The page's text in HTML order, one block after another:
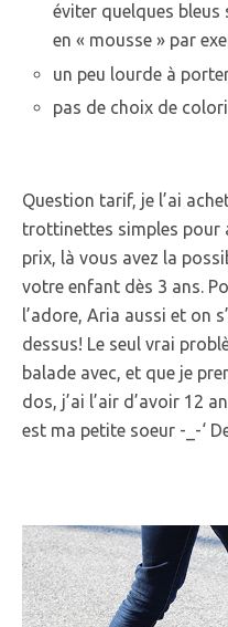
éviter quelques bleus
en « mousse » par
un peu lourde à
pas de choix de
Question tarif, je l’ai
trottinettes simples pour
prix, là vous avez la
votre enfant dès 3 ans.
l’adore, Aria aussi et on
dessus! Le seul vrai
balade avec, et que je
dos, j’ai l’air d’avoir 12
est ma petite soeur -_-‘